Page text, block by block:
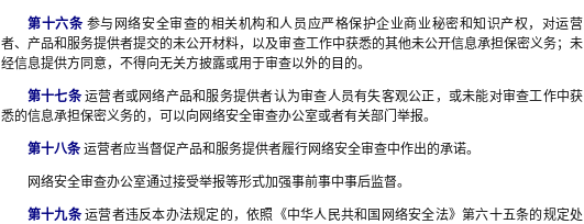
第十六条 参与网络安全审查的相关机构和人员应严格保护企业商业秘密和知识产权，对运营
者、产品和服务提供者提交的未公开材料，以及审查工作中获悉的其他未公开信息承担保密义务；未
经信息提供方同意，不得向无关方披露或用于审查以外的目的。
第十七条运营者或网络产品和服务提供者认为审查人员有失客观公正，或未能对审查工作中获
悉的信息承担保密义务的，可以向网络安全审查办公室或者有关部门举报。
第十八条 运营者应当督促产品和服务提供者履行网络安全审查中作出的承诺。
网络安全审查办公室通过接受举报等形式加强事前事中事后监督。
第十九条运营者违反本办法规定的，依照《中华人民共和国网络安全法》第六十五条的规定处